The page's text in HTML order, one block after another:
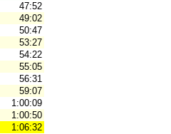
47:52
49:02
50:47
53:27
54:22
55:05
56:31
59:07
1:00:09
1:00:50
1:06:32